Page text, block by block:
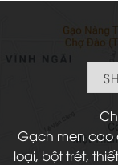
Gạch men cao
loại, bột trét,